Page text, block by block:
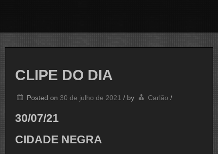
CLIPE DO DIA
Posted on 30 de julho de 2021 / by Carlão /
30/07/21
CIDADE NEGRA